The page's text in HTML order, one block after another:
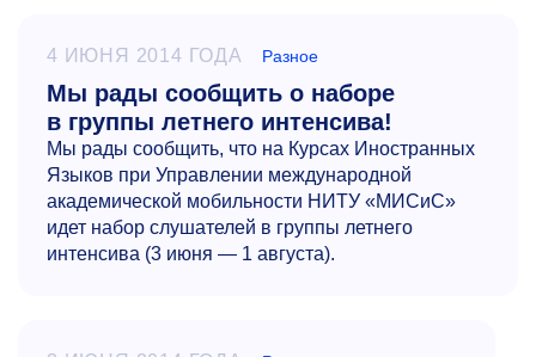
4 ИЮНЯ 2014 ГОДА Разное
Мы рады сообщить о наборе
в группы летнего интенсива!
Мы рады сообщить, что на Курсах Иностранных
Языков при Управлении международной
академической мобильности НИТУ «МИСиС»
идет набор слушателей в группы летнего
интенсива (3 июня — 1 августа).